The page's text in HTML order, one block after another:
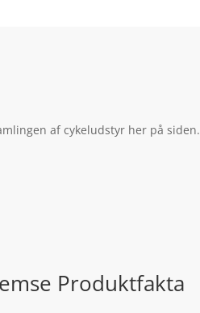
af cykeludstyr her på siden.
Produktfakta